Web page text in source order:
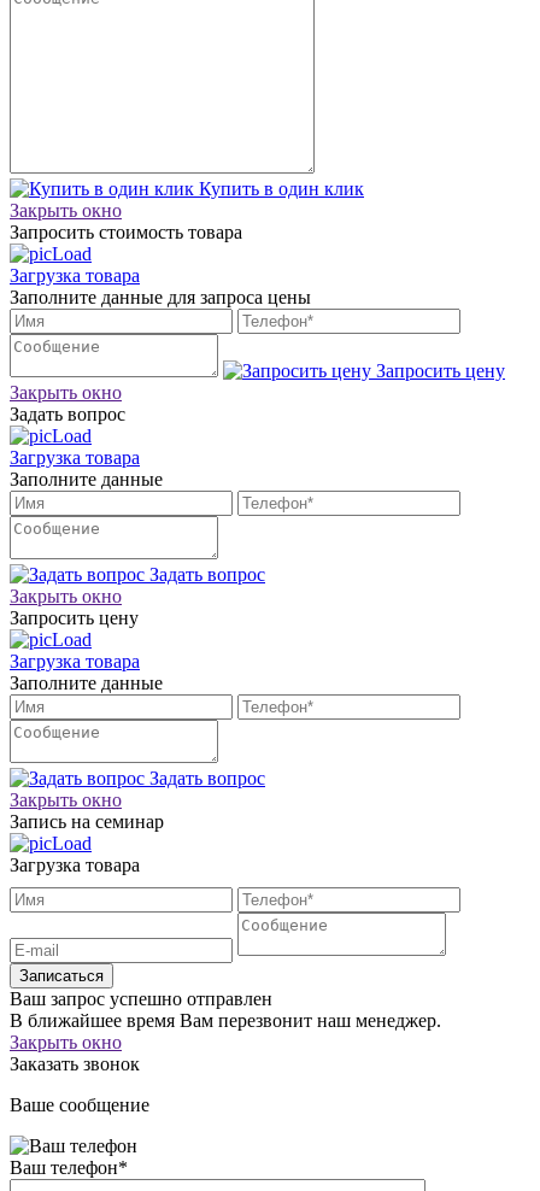
Купить в один клик
Закрыть окно
Запросить стоимость товара
Загрузка товара
Заполните данные для запроса цены
Запросить цену
Закрыть окно
Задать вопрос
Загрузка товара
Заполните данные
Задать вопрос
Закрыть окно
Запросить цену
Загрузка товара
Заполните данные
Задать вопрос
Закрыть окно
Запись на семинар
Загрузка товара
Записаться
Ваш запрос успешно отправлен
В ближайшее время Вам перезвонит наш менеджер.
Закрыть окно
Заказать звонок
Ваше сообщение
Ваш телефон*